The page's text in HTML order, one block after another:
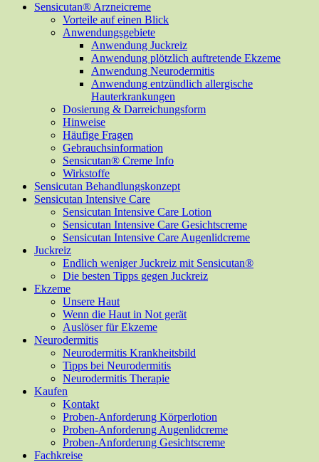
Sensicutan® Arzneicreme
Vorteile auf einen Blick
Anwendungsgebiete
Anwendung Juckreiz
Anwendung plötzlich auftretende Ekzeme
Anwendung Neurodermitis
Anwendung entzündlich allergische
Hauterkrankungen
Dosierung & Darreichungsform
Hinweise
Häufige Fragen
Gebrauchsinformation
Sensicutan® Creme Info
Wirkstoffe
Sensicutan Behandlungskonzept
Sensicutan Intensive Care
Sensicutan Intensive Care Lotion
Sensicutan Intensive Care Gesichtscreme
Sensicutan Intensive Care Augenlidcreme
Juckreiz
Endlich weniger Juckreiz mit Sensicutan®
Die besten Tipps gegen Juckreiz
Ekzeme
Unsere Haut
Wenn die Haut in Not gerät
Auslöser für Ekzeme
Neurodermitis
Neurodermitis Krankheitsbild
Tipps bei Neurodermitis
Neurodermitis Therapie
Kaufen
Kontakt
Proben-Anforderung Körperlotion
Proben-Anforderung Augenlidcreme
Proben-Anforderung Gesichtscreme
Fachkreise